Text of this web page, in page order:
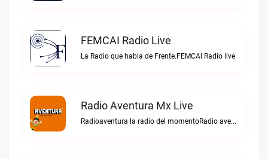
FEMCAI Radio Live
La Radio que habla de Frente.FEMCAI Radio live
Radio Aventura Mx Live
Radioaventura la radio del momentoRadio aventura mx live